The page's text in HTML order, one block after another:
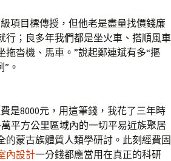
目標傳授，但他老是盡量找價錢廉
行；良多年我們都是坐火車、搭順風車
拖沓機、馬車。”說起鄭連斌有多“摳
。
8000元，用這筆錢，我花了三年時
平方公里區域內的一切平易近族聚居
的蒙古族體質人類學研討。此刻經費固
內設計一分錢都應當用在真正的科研